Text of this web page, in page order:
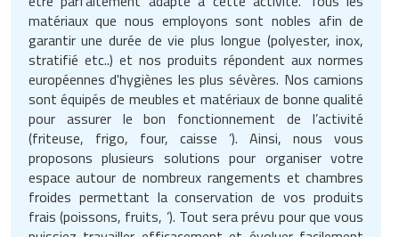
Tuyau galvanisé
Tuyau renforcé
Ventilateurs et aération d'atelier
Jeu gymnique
Loisirs
Matériel de fitness
Matériel de musculation
Vêtement sportif
Réchaud professionnel
Réfrigérateur professionnel
Restauration foraine
Robinetterie professionnelle
Rôtisserie professionnelle
Sautause professionnelle
matériaux que nous employons sont nobles afin de
garantir une durée de vie plus longue (polyester, inox,
stratifié etc..) et nos produits répondent aux normes
européennes d'hygiènes les plus sévères. Nos camions
sont équipés de meubles et matériaux de bonne qualité
pour assurer le bon fonctionnement de l’activité
(friteuse, frigo, four, caisse ’). Ainsi, nous vous
proposons plusieurs solutions pour organiser votre
espace autour de nombreux rangements et chambres
froides permettant la conservation de vos produits
frais (poissons, fruits, ’). Tout sera prévu pour que vous